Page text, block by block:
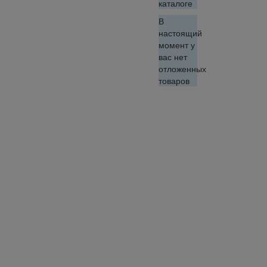
каталоге
В
настоящий
момент у
вас нет
отложенных
товаров